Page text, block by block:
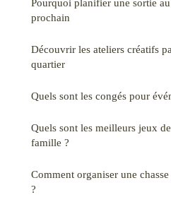
Pourquoi planifier une sortie
prochain
Découvrir les ateliers créatifs
quartier
Quels sont les congés pour
Quels sont les meilleurs jeux
famille ?
Comment organiser une
?